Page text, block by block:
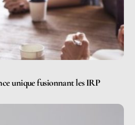
unique fusionnant les IRP